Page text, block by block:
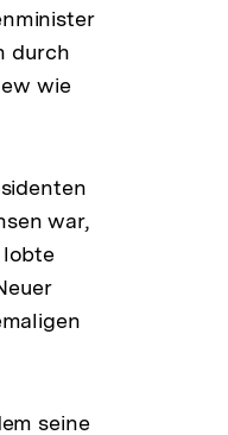
durch
wie
war,
lobte
seine